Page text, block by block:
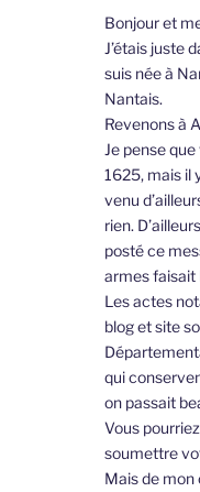
Bonjour et
J’étais juste
suis née à
Nantais.
Revenons à
Je pense
1625, mais il
venu
rien.
posté ce
armes faisait
Les actes
blog et site
qui
on passait
Vous
soumettre
Mais de mon